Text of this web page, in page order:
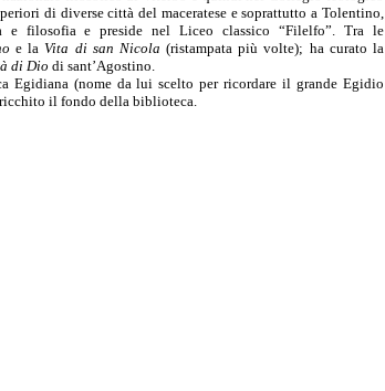
di diverse città del maceratese e soprattutto a Tolentino,
e filosofia e preside nel Liceo classico “Filelfo”. Tra le
e la Vita di san Nicola (ristampata più volte); ha curato la
di Dio di sant’Agostino.
Egidiana (nome da lui scelto per ricordare il grande Egidio
il fondo della biblioteca.